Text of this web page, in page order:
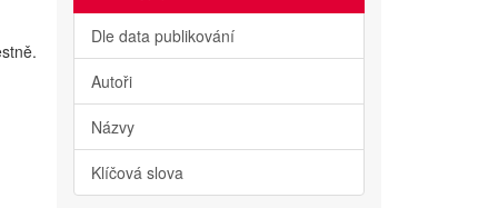
Dle data publikování
Autoři
Názvy
Klíčová slova